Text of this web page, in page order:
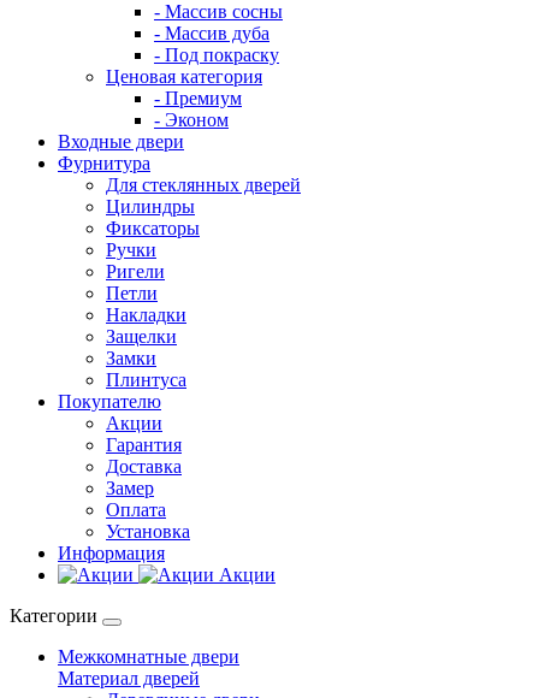
- Массив сосны
- Массив дуба
- Под покраску
Ценовая категория
- Премиум
- Эконом
Входные двери
Фурнитура
Для стеклянных дверей
Цилиндры
Фиксаторы
Ручки
Ригели
Петли
Накладки
Защелки
Замки
Плинтуса
Покупателю
Акции
Гарантия
Доставка
Замер
Оплата
Установка
Информация
Акции
Категории
Межкомнатные двери
Материал дверей